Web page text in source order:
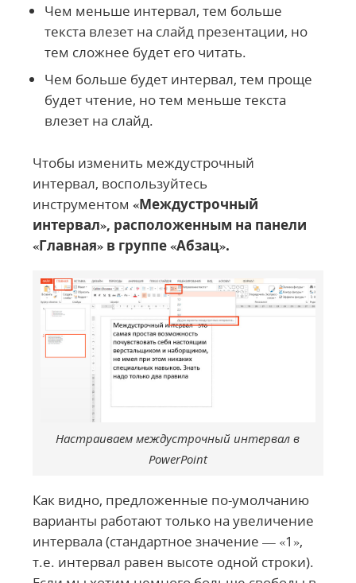
Чем меньше интервал, тем больше
текста влезет на слайд презентации, но
тем сложнее будет его читать.
Чем больше будет интервал, тем проще
будет чтение, но тем меньше текста
влезет на слайд.
Чтобы изменить междустрочный
интервал, воспользуйтесь
инструментом«Междустрочный
интервал», расположенным на панели
«Главная» в группе «Абзац».
Настраиваем междустрочный интервал в
PowerPoint
Как видно, предложенные по-умолчанию
варианты работают только на увеличение
интервала (стандартное значение — «1»,
т.е. интервал равен высоте одной строки).